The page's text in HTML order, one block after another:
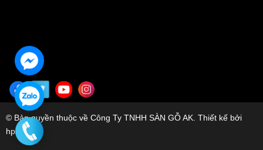
© Bản quyền thuộc về Công Ty TNHH SÀN GỖ AK. Thiết kế bởi
hpsoft.vn